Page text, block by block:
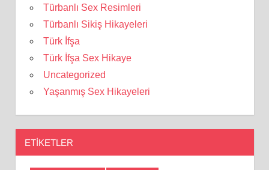
Türbanlı Sex Resimleri
Türbanlı Sikiş Hikayeleri
Türk İfşa
Türk İfşa Sex Hikaye
Uncategorized
Yaşanmış Sex Hikayeleri
ETIKETLER